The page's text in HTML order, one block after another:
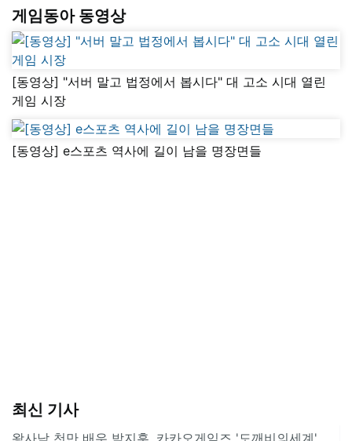
게임동아 동영상
[동영상] "서버 말고 법정에서 봅시다" 대 고소 시대 열린
게임 시장
[동영상] e스포츠 역사에 길이 남을 명장면들
최신 기사
왕사남 천만 배우 박지훈, 카카오게임즈 '도깨비의세계'